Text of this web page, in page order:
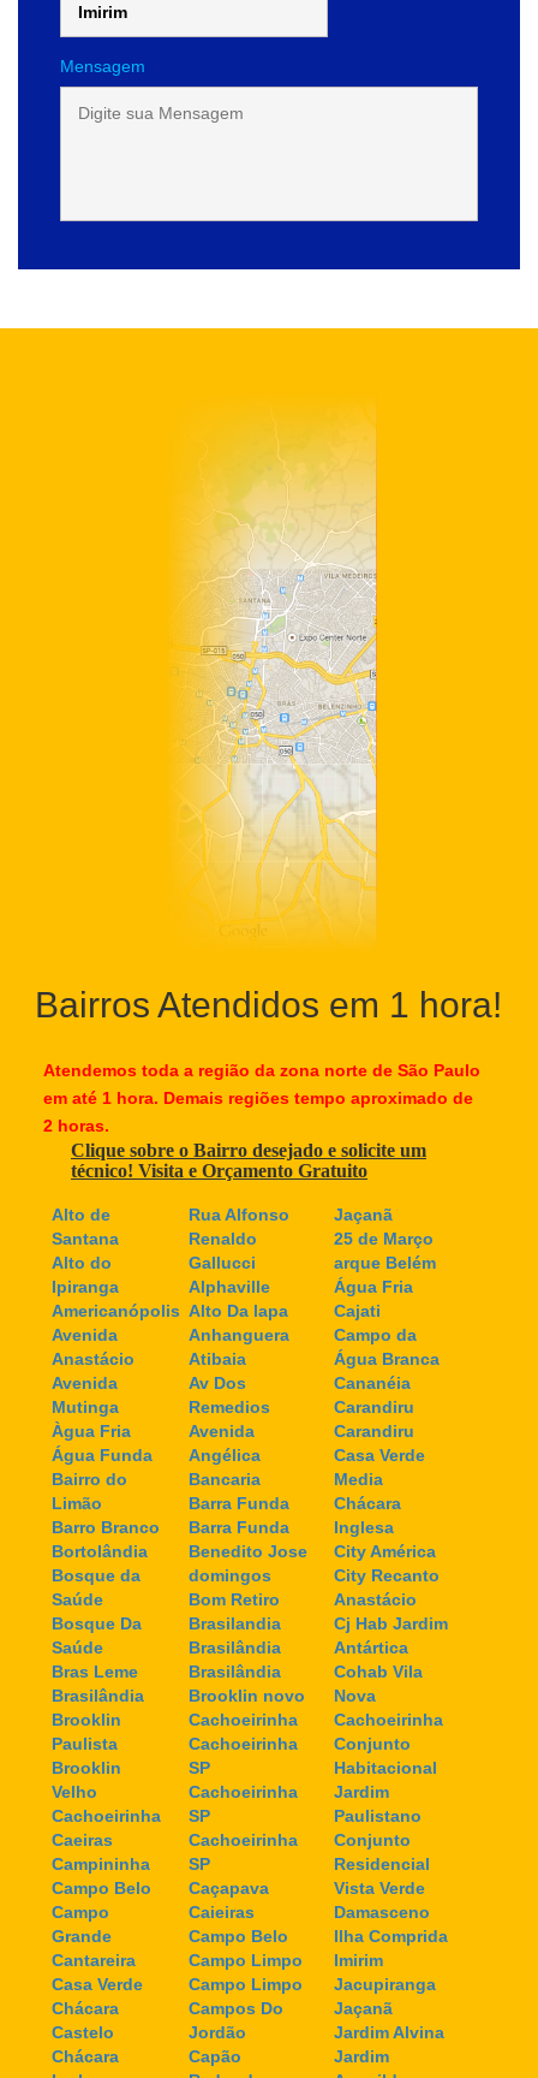
Mensagem
Bairros Atendidos em 1 hora!
Atendemos toda a região da zona norte de São Paulo
em até 1 hora. Demais regiões tempo aproximado de
2 horas.
Clique sobre o Bairro desejado e solicite um
técnico! Visita e Orçamento Gratuito
Alto de
Santana
Alto do
Ipiranga
Americanópolis
Avenida
Anastácio
Avenida
Mutinga
Àgua Fria
Água Funda
Bairro do
Limão
Barro Branco
Bortolândia
Bosque da
Saúde
Bosque Da
Saúde
Bras Leme
Brasilândia
Brooklin
Paulista
Brooklin
Velho
Cachoeirinha
Caeiras
Campininha
Campo Belo
Campo
Grande
Cantareira
Casa Verde
Chácara
Castelo
Chácara
Rua Alfonso
Renaldo
Gallucci
Alphaville
Alto Da lapa
Anhanguera
Atibaia
Av Dos
Remedios
Avenida
Angélica
Bancaria
Barra Funda
Barra Funda
Benedito Jose
domingos
Bom Retiro
Brasilandia
Brasilândia
Brasilândia
Brooklin novo
Cachoeirinha
Cachoeirinha
SP
Cachoeirinha
SP
Cachoeirinha
SP
Caçapava
Caieiras
Campo Belo
Campo Limpo
Campo Limpo
Campos Do
Jordão
Capão
Jaçanã
25 de Março
arque Belém
Água Fria
Cajati
Campo da
Água Branca
Cananéia
Carandiru
Carandiru
Casa Verde
Media
Chácara
Inglesa
City América
City Recanto
Anastácio
Cj Hab Jardim
Antártica
Cohab Vila
Nova
Cachoeirinha
Conjunto
Habitacional
Jardim
Paulistano
Conjunto
Residencial
Vista Verde
Damasceno
Ilha Comprida
Imirim
Jacupiranga
Jaçanã
Jardim Alvina
Jardim